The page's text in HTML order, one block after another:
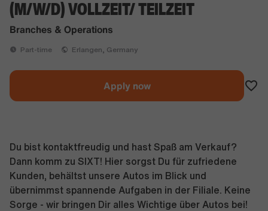
(M/W/D) VOLLZEIT/ TEILZEIT
Branches & Operations
Part-time Erlangen, Germany
Apply now
Du bist kontaktfreudig und hast Spaß am Verkauf?
Dann komm zu SIXT! Hier sorgst Du für zufriedene
Kunden, behältst unsere Autos im Blick und
übernimmst spannende Aufgaben in der Filiale. Keine
Sorge - wir bringen Dir alles Wichtige über Autos bei!